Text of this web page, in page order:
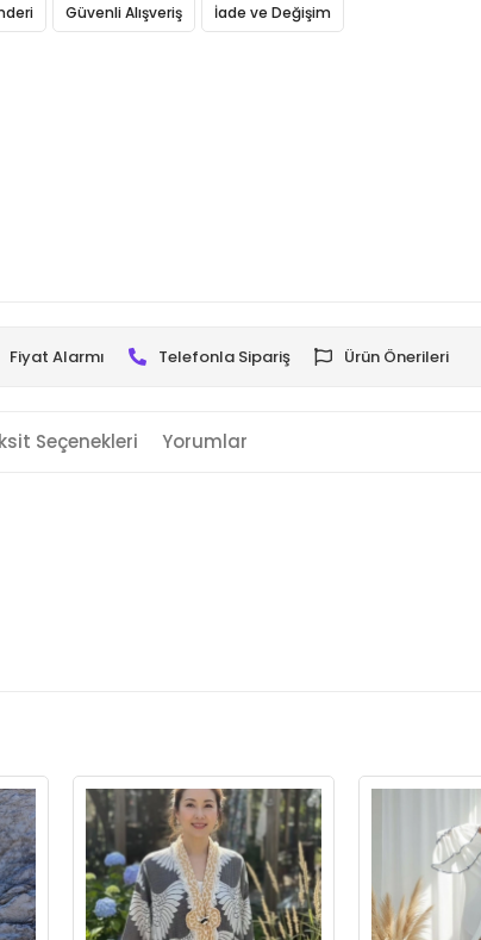
Güvenli Alışveriş İade ve Değişim
Fiyat Alarmı Telefonla Sipariş Ürün Önerileri
Seçenekleri Yorumlar